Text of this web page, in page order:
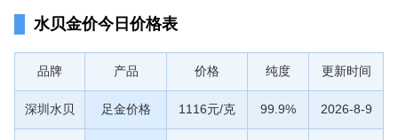
水贝金价今日价格表
品牌 产品 价格 纯度 更新时间
深圳水贝 足金价格 1116元/克 99.9% 2026-8-9